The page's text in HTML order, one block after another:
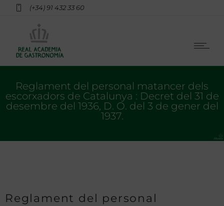
(+34) 91 432 33 60
Reglament del personal matancer dels
escorxadors de Catalunya : Decret del 31 de
desembre del 1936, D. O. del 3 de gener del
1937.
Reglament del personal